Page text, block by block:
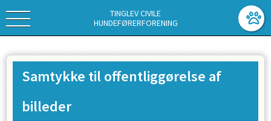
TINGLEV CIVILE
HUNDEFØRERFORENING
Samtykke til offentliggørelse af
billeder